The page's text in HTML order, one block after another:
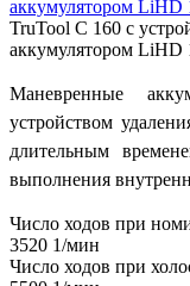
TruTool C 160 с
аккумулятором LiHD
Маневренные
устройством
длительным
выполнения
Число ходов при
3520 1/мин
Число ходов при